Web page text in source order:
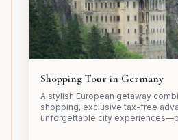
Shopping Tour in Germany
A stylish European getaway
shopping, exclusive tax-free
unforgettable city
travelers who want to explore,